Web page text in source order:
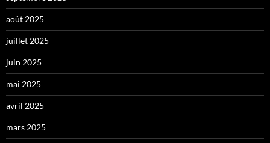
août 2025
juillet 2025
juin 2025
mai 2025
avril 2025
mars 2025